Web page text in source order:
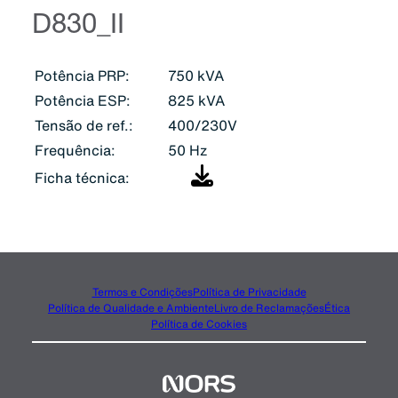
D830_II
Potência PRP:
750 kVA
Potência ESP:
825 kVA
Tensão de ref.:
400/230V
Frequência:
50 Hz
Ficha técnica:
Termos e CondiçõesPolítica de Privacidade
Política de Qualidade e AmbienteLivro de ReclamaçõesÉtica
Política de Cookies